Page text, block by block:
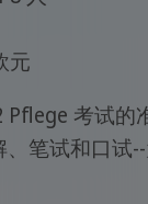
元
Pflege 考试的
笔试和口试